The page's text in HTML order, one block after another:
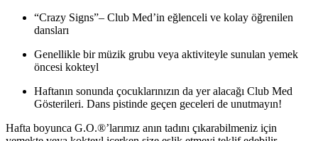
“Crazy Signs”– Club Med’in eğlenceli ve kolay öğrenilen
dansları
Genellikle bir müzik grubu veya aktiviteyle sunulan yemek
öncesi kokteyl
Haftanın sonunda çocuklarınızın da yer alacağı Club Med
Gösterileri. Dans pistinde geçen geceleri de unutmayın!
Hafta boyunca G.O.®’larımız anın tadını çıkarabilmeniz için